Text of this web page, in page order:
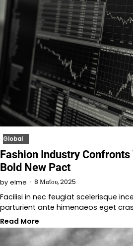
Global
Fashion Industry
Bold New Pact
by elme 8 Μαΐου, 2025
Facilisi in nec feugiat scelerisque
parturient ante himenaeos eget
Read More